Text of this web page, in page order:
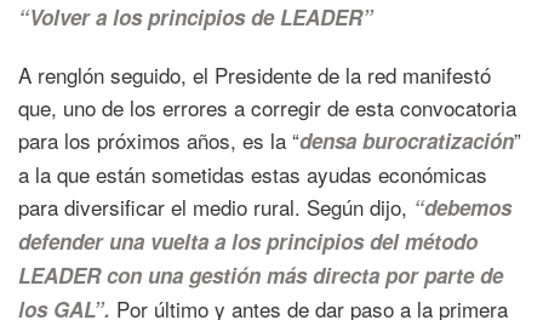
“Volver a los principios de LEADER”
A renglón seguido, el Presidente de la red manifestó
que, uno de los errores a corregir de esta convocatoria
para los próximos años, es la “densa burocratización”
a la que están sometidas estas ayudas económicas
para diversificar el medio rural. Según dijo, “debemos
defender una vuelta a los principios del método
LEADER con una gestión más directa por parte de
los GAL”. Por último y antes de dar paso a la primera